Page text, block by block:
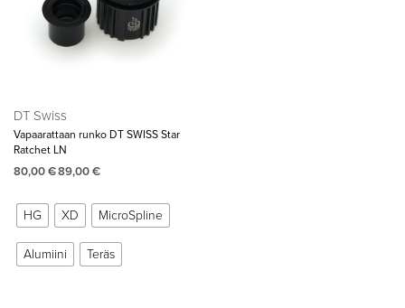
DT Swiss
Vapaarattaan runko DT SWISS Star
Ratchet LN
80,00€89,00€
HG XD MicroSpline
Alumiini Teräs